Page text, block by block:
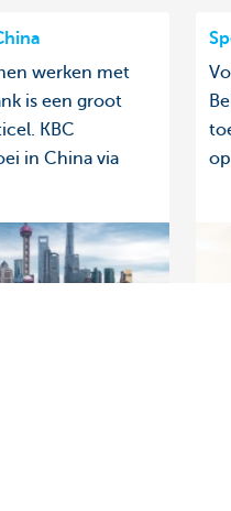
werken met
is een groot
KBC
in China via